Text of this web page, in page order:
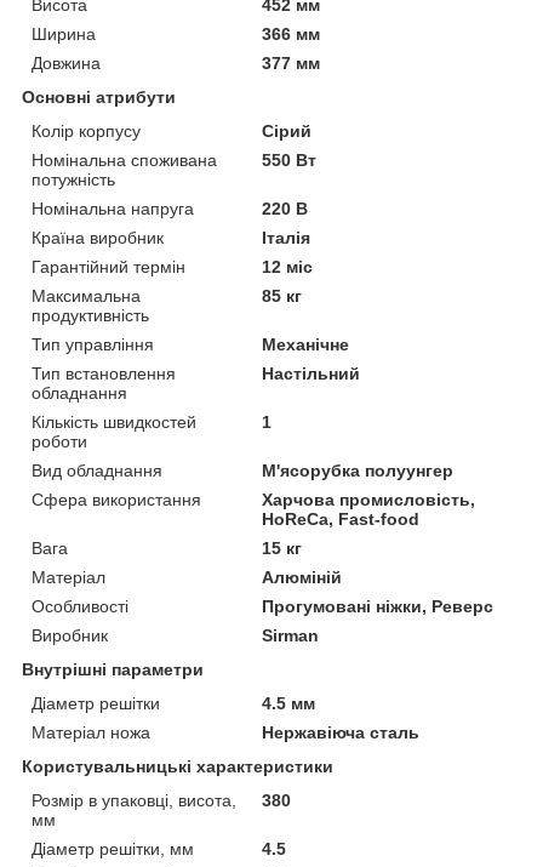
Висота
452 мм
Ширина
366 мм
Довжина
377 мм
Основні атрибути
Колір корпусу
Сірий
Номінальна споживана
потужність
550 Вт
Номінальна напруга
220 В
Країна виробник
Італія
Гарантійний термін
12 міс
Максимальна
продуктивність
85 кг
Тип управління
Механічне
Тип встановлення
обладнання
Настільний
Кількість швидкостей
роботи
1
Вид обладнання
М'ясорубка полуунгер
Сфера використання
Харчова промисловість,
HoReCa, Fast-food
Вага
15 кг
Матеріал
Алюміній
Особливості
Прогумовані ніжки, Реверс
Виробник
Sirman
Внутрішні параметри
Діаметр решітки
4.5 мм
Матеріал ножа
Нержавіюча сталь
Користувальницькі характеристики
Розмір в упаковці, висота,
мм
380
Діаметр решітки, мм
4.5